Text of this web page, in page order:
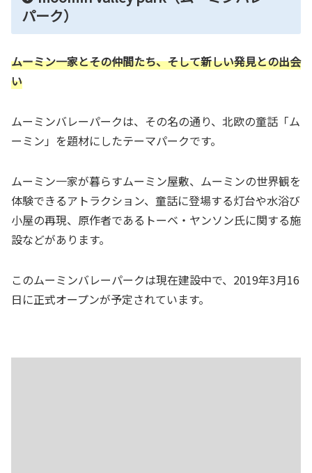
パーク）
ムーミン一家とその仲間たち、そして新しい発見との出会
い
ムーミンバレーパークは、その名の通り、北欧の童話「ム
ーミン」を題材にしたテーマパークです。
ムーミン一家が暮らすムーミン屋敷、ムーミンの世界観を
体験できるアトラクション、童話に登場する灯台や水浴び
小屋の再現、原作者であるトーベ・ヤンソン氏に関する施
設などがあります。
このムーミンバレーパークは現在建設中で、2019年3月16
日に正式オープンが予定されています。